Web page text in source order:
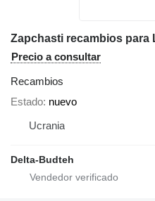
Precio a consultar
Recambios
Estado nuevo
Ucrania
Delta-Budteh